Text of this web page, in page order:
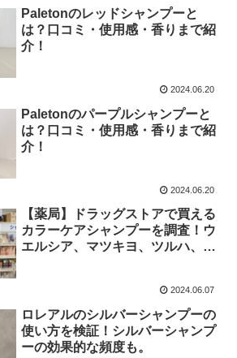
Paletonのレッドシャンプーと
は？口コミ・使用感・香りまで紹
介！
2024.06.20
Paletonのパープルシャンプーと
は？口コミ・使用感・香りまで紹
介！
2024.06.20
【薬局】ドラッグストアで買える
カラーケアシャンプーを調査！ウ
エルシア、マツキヨ、ツルハ、ス
2024.06.07
ロレアルのシルバーシャンプーの
使い方を検証！シルバーシャンプ
ーの効果的な頻度も。